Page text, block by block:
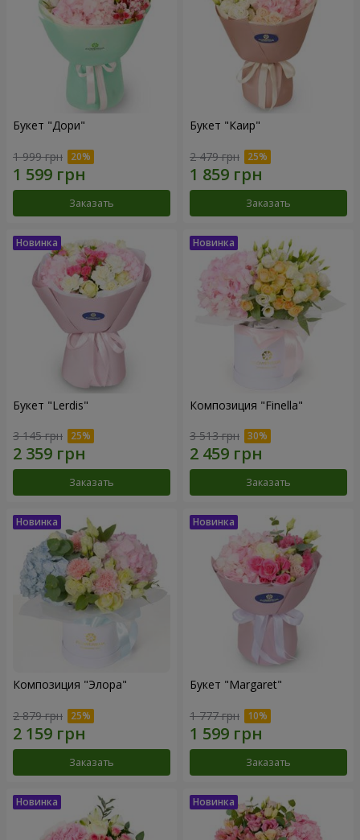
Букет "Дори"
1 999 грн
Заказать
Букет "Каир"
2 479 грн
Заказать
Букет "Lerdis"
3 145 грн
Заказать
Композиция "Finella"
3 513 грн
Заказать
Композиция "Элора"
2 879 грн
Заказать
Букет "Margaret"
1 777 грн
Заказать